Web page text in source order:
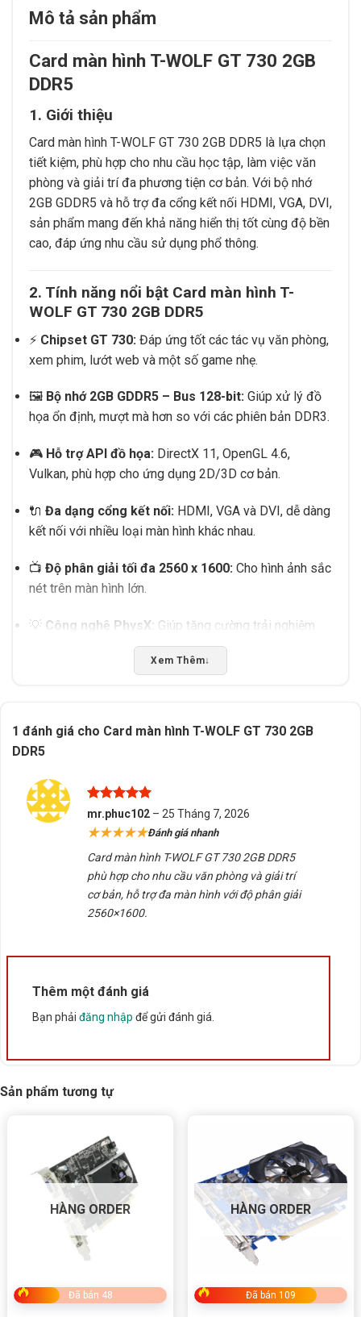
Mô tả sản phẩm
Card màn hình T-WOLF GT 730 2GB
DDR5
1. Giới thiệu
Card màn hình T-WOLF GT 730 2GB DDR5 là lựa chọn
tiết kiệm, phù hợp cho nhu cầu học tập, làm việc văn
phòng và giải trí đa phương tiện cơ bản. Với bộ nhớ
2GB GDDR5 và hỗ trợ đa cổng kết nối HDMI, VGA, DVI,
sản phẩm mang đến khả năng hiển thị tốt cùng độ bền
cao, đáp ứng nhu cầu sử dụng phổ thông.
2. Tính năng nổi bật Card màn hình T-
WOLF GT 730 2GB DDR5
⚡ Chipset GT 730: Đáp ứng tốt các tác vụ văn phòng,
xem phim, lướt web và một số game nhẹ.
🖼️ Bộ nhớ 2GB GDDR5 – Bus 128-bit: Giúp xử lý đồ
họa ổn định, mượt mà hơn so với các phiên bản DDR3.
🎮 Hỗ trợ API đồ họa: DirectX 11, OpenGL 4.6,
Vulkan, phù hợp cho ứng dụng 2D/3D cơ bản.
🔌 Đa dạng cổng kết nối: HDMI, VGA và DVI, dễ dàng
kết nối với nhiều loại màn hình khác nhau.
📺 Độ phân giải tối đa 2560 x 1600: Cho hình ảnh sắc
nét trên màn hình lớn.
💡 Công nghệ PhysX: Giúp tăng cường trải nghiệm
hình ảnh trong một số tựa game hỗ trợ.
THÔNG SỐ
Thương hiệu
T-WOLF
Mã sản phẩm
TW GT 730 2G D5
Chipset
NVIDIA GeForce GT 730
CUDA Cores
Bộ nhớ
2GB GDDR5
Xem Thêm↓
1 đánh giá cho Card màn hình T-WOLF GT 730 2GB
DDR5
Được xếp
hạng5
5
sao
mr.phuc102 – 25 Tháng 7, 2026
★★★★★Đánh giá nhanh
Card màn hình T-WOLF GT 730 2GB DDR5
phù hợp cho nhu cầu văn phòng và giải trí
cơ bản, hỗ trợ đa màn hình với độ phân giải
2560×1600.
Thêm một đánh giá
Bạn phải đăng nhập để gửi đánh giá.
Sản phẩm tương tự
HÀNG ORDER
Đã bán 48
HÀNG ORDER
Đã bán 109